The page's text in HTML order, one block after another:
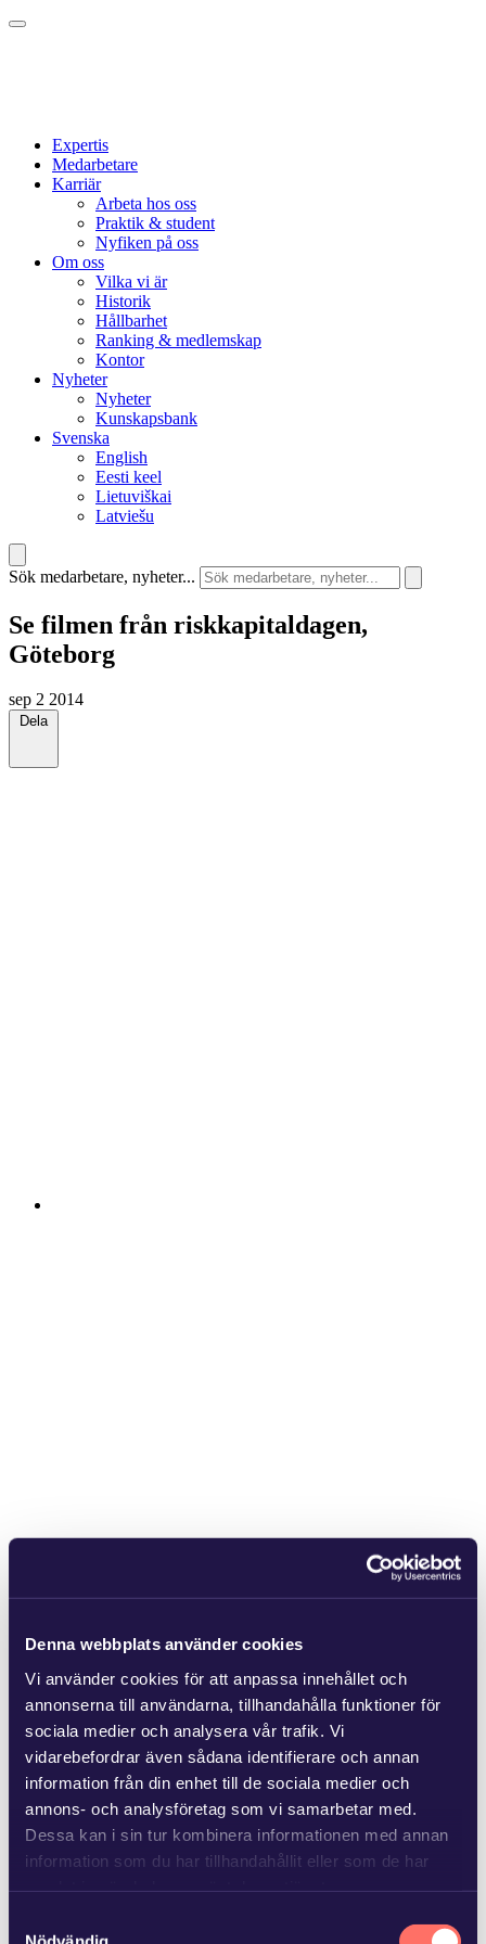
Denna webbplats använder cookies
Vi använder cookies för att anpassa innehållet och
annonserna till användarna, tillhandahålla funktioner för
sociala medier och analysera vår trafik. Vi
vidarebefordrar även sådana identifierare och annan
information från din enhet till de sociala medier och
annons- och analysföretag som vi samarbetar med.
Dessa kan i sin tur kombinera informationen med annan
information som du har tillhandahållit eller som de har
Läs mer ivår sekretesspolicy
om vilka vi är, hur du
Expertis
Medarbetare
Karriär
Arbeta hos oss
Praktik & student
Nyfiken på oss
Om oss
Vilka vi är
Historik
Hållbarhet
Ranking & medlemskap
Kontor
Nyheter
Nyheter
Kunskapsbank
Svenska
English
Eesti keel
Lietuviškai
Latviešu
Sök medarbetare, nyheter...
Se filmen från riskkapitaldagen,
Göteborg
sep 2 2014
Dela